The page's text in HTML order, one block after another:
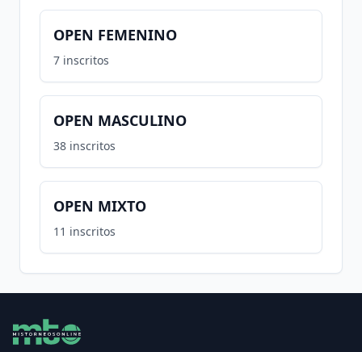
OPEN FEMENINO
7 inscritos
OPEN MASCULINO
38 inscritos
OPEN MIXTO
11 inscritos